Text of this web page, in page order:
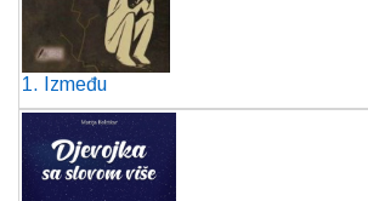
1. Između